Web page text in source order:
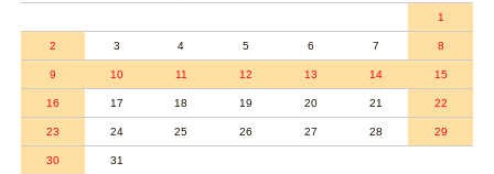
1
2 3 4 5 6 7 8
9 10 11 12 13 14 15
16 17 18 19 20 21 22
23 24 25 26 27 28 29
30 31